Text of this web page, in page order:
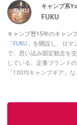
キャンプ系
FUKU
キャンプ歴15年のキャン
「 FUKU 」を開設し、ロマ
で、思い込み固定観念を
している。定番ブランド
「100均キャンプギア」